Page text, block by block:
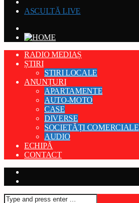
ASCULTĂ LIVE
RADIO MEDIAȘ
ȘTIRI
STIRI LOCALE
ANUNȚURI
APARTAMENTE
AUTO-MOTO
CASE
DIVERSE
SOCIETĂȚI COMERCIALE
AUDIO
ECHIPĂ
CONTACT